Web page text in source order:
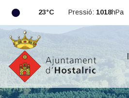
23°C Pressió: 1018hPa